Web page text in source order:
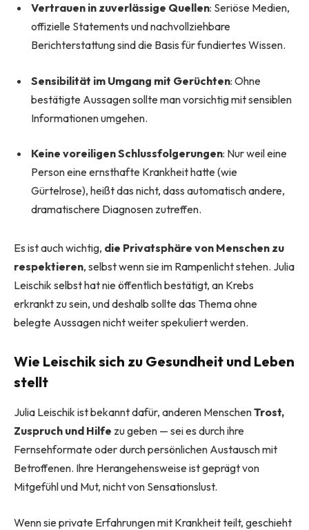
Vertrauen in zuverlässige Quellen: Seriöse Medien,
offizielle Statements und nachvollziehbare
Berichterstattung sind die Basis für fundiertes Wissen.
Sensibilität im Umgang mit Gerüchten: Ohne
bestätigte Aussagen sollte man vorsichtig mit sensiblen
Informationen umgehen.
Keine voreiligen Schlussfolgerungen: Nur weil eine
Person eine ernsthafte Krankheit hatte (wie
Gürtelrose), heißt das nicht, dass automatisch andere,
dramatischere Diagnosen zutreffen.
Es ist auch wichtig, die Privatsphäre von Menschen zu
respektieren, selbst wenn sie im Rampenlicht stehen. Julia
Leischik selbst hat nie öffentlich bestätigt, an Krebs
erkrankt zu sein, und deshalb sollte das Thema ohne
belegte Aussagen nicht weiter spekuliert werden.
Wie Leischik sich zu Gesundheit und Leben
stellt
Julia Leischik ist bekannt dafür, anderen MenschenTrost,
Zuspruch und Hilfe zu geben — sei es durch ihre
Fernsehformate oder durch persönlichen Austausch mit
Betroffenen. Ihre Herangehensweise ist geprägt von
Mitgefühl und Mut, nicht von Sensationslust.
Wenn sie private Erfahrungen mit Krankheit teilt, geschieht